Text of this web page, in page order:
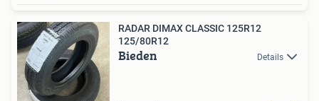
RADAR DIMAX CLASSIC 125R12
125/80R12
Bieden Details